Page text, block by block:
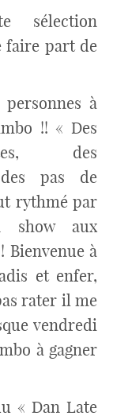
sélection
faire part de
à
!! « Des
des
des pas de
rythmé par
show aux
Bienvenue à
et enfer,
rater il me
vendredi
à gagner
« Dan Late